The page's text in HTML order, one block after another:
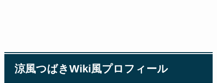
涼風つばきWiki風プロフィール